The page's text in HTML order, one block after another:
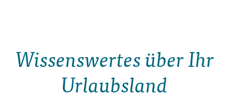
Wissenswertes über Ihr
Urlaubsland